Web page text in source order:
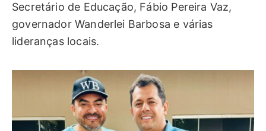
Secretário de Educação, Fábio Pereira Vaz,
governador Wanderlei Barbosa e várias
lideranças locais.